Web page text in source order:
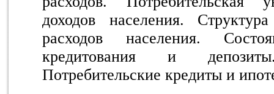
доходов населения.
расходов населения.
кредитования и
Потребительские кредиты и